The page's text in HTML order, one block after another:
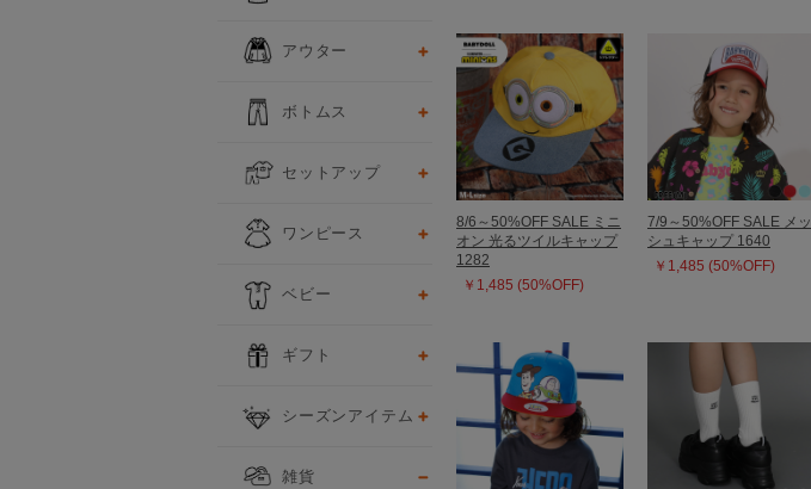
8/6～50%OFF SALE ミニ
オン 光るツイルキャップ
1282
￥1,485 (50%OFF)
7/9～50%OFF SALE メッ
シュキャップ 1640
￥1,485 (50%OFF)
アウター
ボトムス
セットアップ
ワンピース
ベビー
ギフト
シーズンアイテム
雑貨